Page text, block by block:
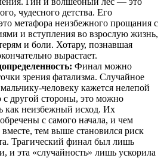
чудесного детства. Его
метафора неизбежного прощания с
и вступления во взрослую жизнь,
и боли. Хотару, познавшая
вырастает.
Финал можно
зрения фатализма. Случайное
человеку кажется нелепой
с другой стороны, это можно
как неизбежный исход. Их
с самого начала, и чем
тем выше становился риск
Трагический финал был лишь
и эта «случайность» лишь ускорила